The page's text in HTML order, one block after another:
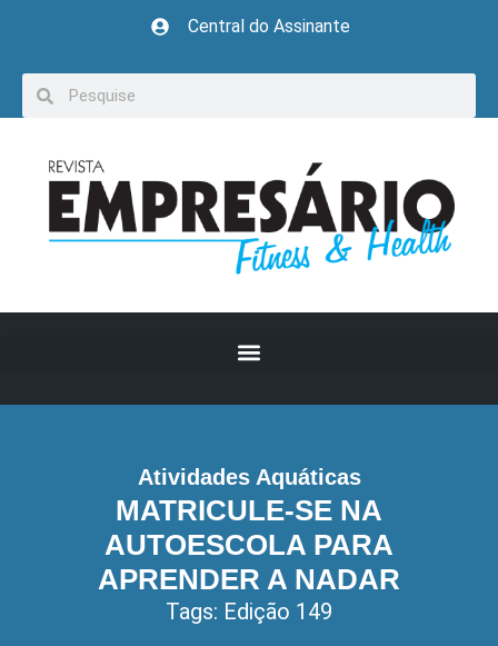
Central do Assinante
Atividades Aquáticas
MATRICULE-SE NA
AUTOESCOLA PARA
APRENDER A NADAR
Tags: Edição 149